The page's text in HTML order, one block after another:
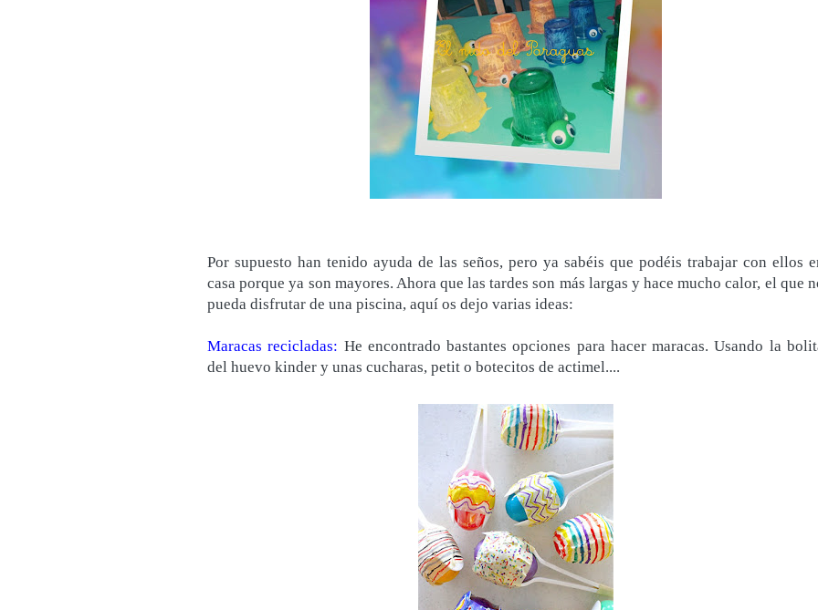
Por supuesto han tenido ayuda de las seños, pero ya sabéis que podéis trabajar con ellos
casa porque ya son mayores. Ahora que las tardes son más largas y hace mucho calor, el que
pueda disfrutar de una piscina, aquí os dejo varias ideas:
Maracas recicladas: He encontrado bastantes opciones para hacer maracas. Usando la
del huevo kinder y unas cucharas, petit o botecitos de actimel....